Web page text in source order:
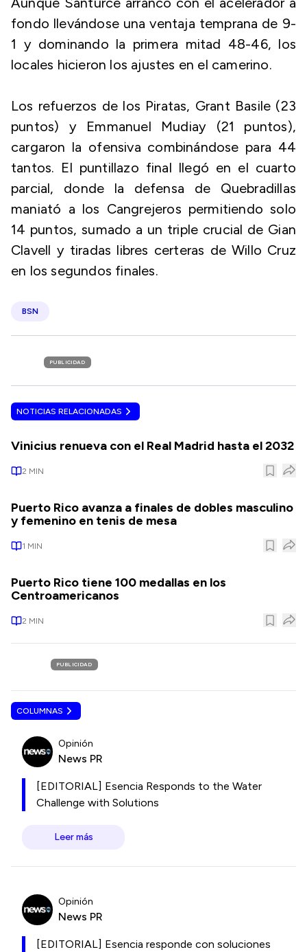
fondo llevándose una ventaja temprana de 9-
1 y dominando la primera mitad 48-46, los
locales hicieron los ajustes en el camerino.
Los refuerzos de los Piratas, Grant Basile (23
puntos) y Emmanuel Mudiay (21 puntos),
cargaron la ofensiva combinándose para 44
tantos. El puntillazo final llegó en el cuarto
parcial, donde la defensa de Quebradillas
maniató a los Cangrejeros permitiendo solo
14 puntos, sumado a un triple crucial de Gian
Clavell y tiradas libres certeras de Willo Cruz
en los segundos finales.
BSN
PUBLICIDAD
NOTICIAS RELACIONADAS
Vinicius renueva con el Real Madrid hasta el 2032
2 MIN
Puerto Rico avanza a finales de dobles masculino
y femenino en tenis de mesa
1 MIN
Puerto Rico tiene 100 medallas en los
Centroamericanos
2 MIN
PUBLICIDAD
COLUMNAS
Opinión
News PR
[EDITORIAL] Esencia Responds to the Water
Challenge with Solutions
Leer más
Opinión
News PR
[EDITORIAL] Esencia responde con soluciones